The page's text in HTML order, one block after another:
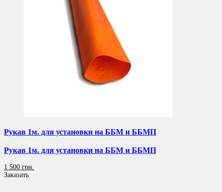
Рукав 1м. для установки на ББМ и ББМП
Рукав 1м. для установки на ББМ и ББМП
1 500 грн.
Заказать